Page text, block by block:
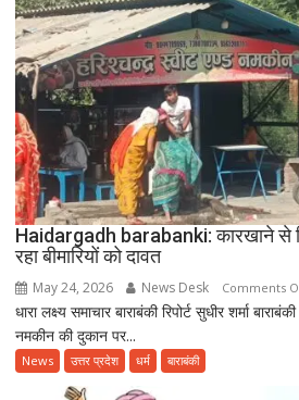
Haidargadh barabanki: कारखाने से
रहा बीमारियों को दावत
May 24, 2026 News Desk Comments
धारा लक्ष्य समाचार बाराबंकी रिपोर्ट सुधीर शर्मा
नमकीन की दुकान पर...
News उत्तर प्रदेश धर्म बाराबंकी